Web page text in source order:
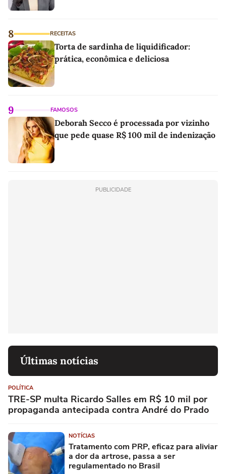
8 RECEITAS
Torta de sardinha de liquidificador:
prática, econômica e deliciosa
9 FAMOSOS
Deborah Secco é processada por vizinho
que pede quase R$ 100 mil de indenização
PUBLICIDADE
Últimas notícias
POLÍTICA
TRE-SP multa Ricardo Salles em R$ 10 mil por
propaganda antecipada contra André do Prado
NOTÍCIAS
Tratamento com PRP, eficaz para aliviar
a dor da artrose, passa a ser
regulamentado no Brasil